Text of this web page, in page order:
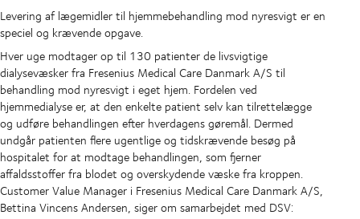
Levering af lægemidler til hjemmebehandling mod nyresvigt er en
speciel og krævende opgave.
Hver uge modtager op til 130 patienter de livsvigtige
dialysevæsker fra Fresenius Medical Care Danmark A/S til
behandling mod nyresvigt i eget hjem. Fordelen ved
hjemmedialyse er, at den enkelte patient selv kan tilrettelægge
og udføre behandlingen efter hverdagens gøremål. Dermed
undgår patienten flere ugentlige og tidskrævende besøg på
hospitalet for at modtage behandlingen, som fjerner
affaldsstoffer fra blodet og overskydende væske fra kroppen.
Customer Value Manager i Fresenius Medical Care Danmark A/S,
Bettina Vincens Andersen, siger om samarbejdet med DSV: